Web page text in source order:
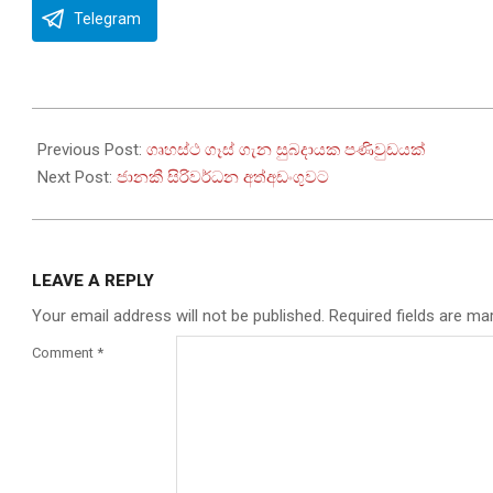
Telegram
11-
04
Previous Post: ගෘහස්ථ ගෑස් ගැන සුබදායක පණිවුඩයක්
Next Post: ජානකී සිරිවර්ධන අත්අඩංගුවට
LEAVE A REPLY
Your email address will not be published. Required fields are
Comment *